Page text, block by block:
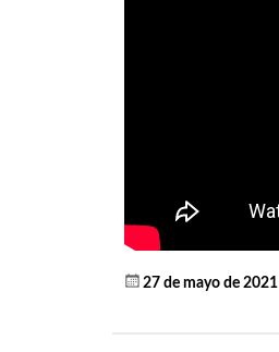
27 de mayo de 2021